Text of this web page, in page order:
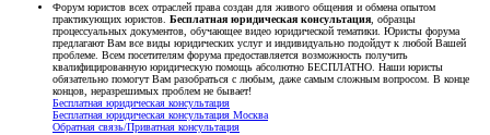
Форум юристов всех отраслей права создан для живого общения и обмена опытом
практикующих юристов. Бесплатная юридическая консультация, образцы
процессуальных документов, обучающее видео юридической тематики. Юристы форума
предлагают Вам все виды юридических услуг и индивидуально подойдут к любой Вашей
проблеме. Всем посетителям форума предоставляется возможность получить
квалифицированную юридическую помощь абсолютно БЕСПЛАТНО. Наши юристы
обязательно помогут Вам разобраться с любым, даже самым сложным вопросом. В конце
концов, неразрешимых проблем не бывает!
Бесплатная юридическая консультация
Бесплатная юридическая консультация Москва
Обратная связь/Приватная консультация